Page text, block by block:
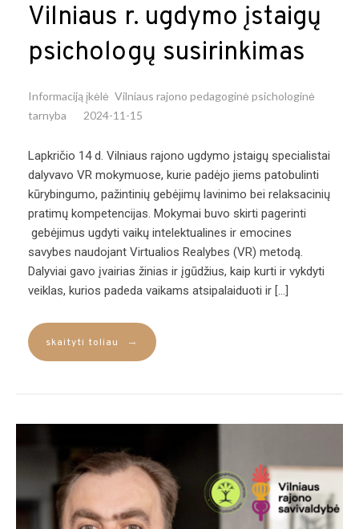
Vilniaus r. ugdymo įstaigų
psichologų susirinkimas
Informaciją įkėlė Vilniaus rajono pedagoginė psichologinė
tarnyba
2024-11-15
Lapkričio 14 d. Vilniaus rajono ugdymo įstaigų specialistai
dalyvavo VR mokymuose, kurie padėjo jiems patobulinti
kūrybingumo, pažintinių gebėjimų lavinimo bei relaksacinių
pratimų kompetencijas. Mokymai buvo skirti pagerinti
gebėjimus ugdyti vaikų intelektualines ir emocines
savybes naudojant Virtualios Realybes (VR) metodą.
Dalyviai gavo įvairias žinias ir įgūdžius, kaip kurti ir vykdyti
veiklas, kurios padeda vaikams atsipalaiduoti ir […]
skaityti toliau →